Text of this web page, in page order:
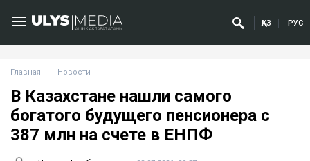
ҚАЗ РУС
Главная Новости
В Казахстане нашли самого
богатого будущего пенсионера с
387 млн на счете в ЕНПФ